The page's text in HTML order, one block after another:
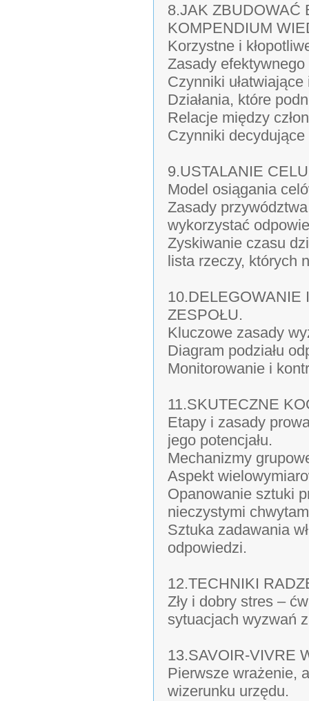
8.JAK ZBUDOWAĆ
KOMPENDIUM
Korzystne i
Zasady efektywnego
Czynniki
Działania, które
Relacje między
Czynniki decydujące
9.USTALANIE
Model osiągania
Zasady
wykorzystać
Zyskiwanie czasu
lista rzeczy, których
10.DELEGOWANIE
ZESPOŁU.
Kluczowe zasady
Diagram podziału
Monitorowanie i
11.SKUTECZNE
Etapy i zasady
jego potencjału.
Mechanizmy
Aspekt
Opanowanie sztuki
nieczystymi
Sztuka zadawania
odpowiedzi.
12.TECHNIKI
Zły i dobry stres –
sytuacjach wyzwań
13.SAVOIR-VIVRE
Pierwsze wrażenie,
wizerunku urzędu.